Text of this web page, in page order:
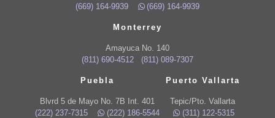
(669) 164-9939
(669) 164-9939
Monterrey
Amayuca No. 140
(811) 690-4512
(811) 089-7307
Puebla
Blvrd 5 de Mayo No. 7B Int. 401
(222) 237-7315
(222) 186-5544
Puerto Vallarta
Tepic/Pto. Vallarta
(311) 122-5315